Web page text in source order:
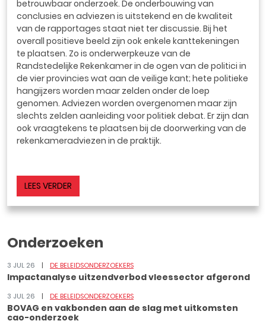
betrouwbaar onderzoek. De onderbouwing van
conclusies en adviezen is uitstekend en de kwaliteit
van de rapportages staat niet ter discussie. Bij het
overall positieve beeld zijn ook enkele kanttekeningen
te plaatsen. Zo is onderwerpkeuze van de
Randstedelijke Rekenkamer in de ogen van de politici in
de vier provincies wat aan de veilige kant; hete politieke
hangijzers worden maar zelden onder de loep
genomen. Adviezen worden overgenomen maar zijn
slechts zelden aanleiding voor politiek debat. Er zijn dan
ook vraagtekens te plaatsen bij de doorwerking van de
rekenkameradviezen in de praktijk.
LEES VERDER
Onderzoeken
3 JUL 26 DE BELEIDSONDERZOEKERS
Impactanalyse uitzendverbod vleessector afgerond
3 JUL 26 DE BELEIDSONDERZOEKERS
BOVAG en vakbonden aan de slag met uitkomsten
cao-onderzoek